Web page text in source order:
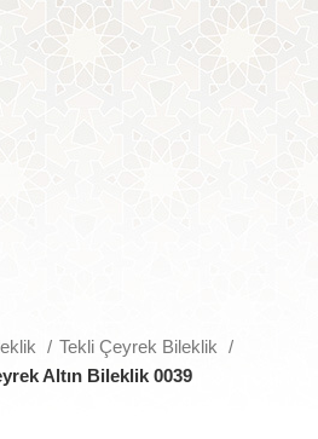
Tekli Çeyrek Bileklik
Altın Bileklik 0039